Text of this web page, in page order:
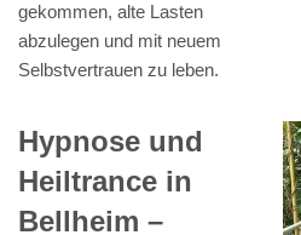
gekommen, alte Lasten
abzulegen und mit neuem
Selbstvertrauen zu leben.
Hypnose und
Heiltrance in
Bellheim –